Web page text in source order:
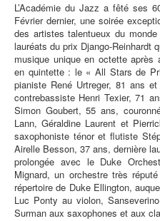
L’Académie du Jazz a fêté ses
Février dernier, une soirée
des artistes talentueux du
lauréats du prix Django-Reinhardt
musique unique en octette
en quintette : le « All Stars de
pianiste René Urtreger, 81 ans
contrebassiste Henri Texier, 71
Simon Goubert, 55 ans,
Lann, Géraldine Laurent et
saxophoniste ténor et flutiste
Airelle Besson, 37 ans, dernière
prolongée avec le Duke
Mignard, un orchestre très
répertoire de Duke Ellington,
Luc Ponty au violon,
Surman aux saxophones et aux